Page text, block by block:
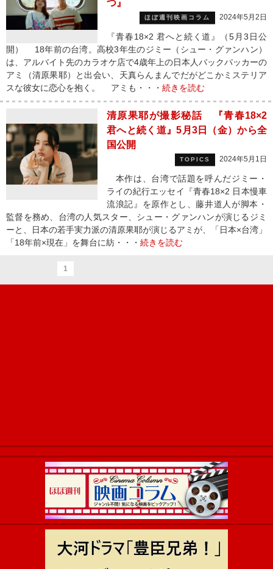
つ』
ほぼ週刊映画コラム 2024年5月2日
『青春18×2 君へと続く道』（5月3日公
開） 18年前の台湾。高校3年生のジミー（シュー・グァンハン）
は、アルバイト先のカラオケ店で4歳年上の日本人バックパッカーの
アミ（清原果耶）と出会い、天真らんまんでだがどこかミステリア
スな彼女に恋心を抱く。 アミも・・・ 続きを読む
清原果耶が撮影秘話 『青春18×2
君へと続く道』5月3日（金）から全
国公開
TOPICS 2024年5月1日
本作は、台湾で話題を呼んだジミー・
ライの紀行エッセイ『青春18×2 日本慢車
流浪記』を原作とし、藤井道人が脚本・
監督を務め、台湾の人気スター、シュー・グァンハンが演じるジミ
ーと、日本の若手実力派の清原果耶が演じるアミが、「日本×台湾」
「18年前×現在」を舞台に紡・・・ 続きを読む
1